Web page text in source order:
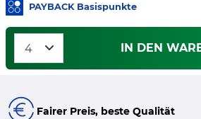
PAYBACK Basispunkte
IN DEN
Fairer Preis, beste Qualität